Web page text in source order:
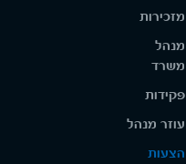
מזכירות
מנהל
משרד
פקידות
עוזר מנהל
הצעות